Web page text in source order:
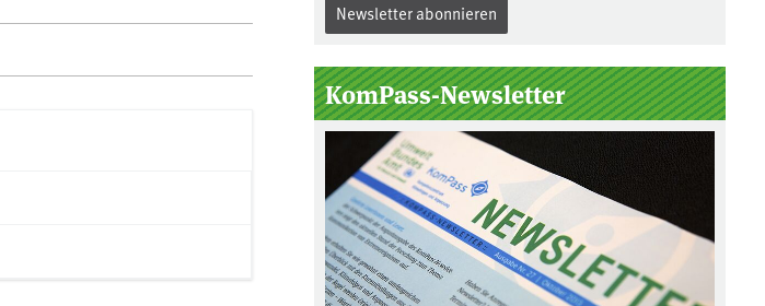
Newsletter abonnieren
KomPass-Newsletter